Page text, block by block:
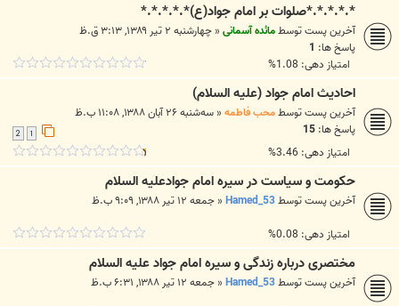
*.*.*.*.*صلوات بر امام جواد(ع)*.*.*.*.*
آخرین پست توسطمائده آسمانی « چهارشنبه ۲ تیر ۱۳۸۹, ۳:۱۳ ق.ظ
پاسخ ها: 1
امتیاز دهی: 1.08%
احادیث امام جواد (علیه السلام)
آخرین پست توسطمحب فاطمه « سه‌شنبه ۲۶ آبان ۱۳۸۸, ۱۱:۰۸ ب.ظ
پاسخ ها: 15
1
2
امتیاز دهی: 3.46%
حكومت و سیاست در سیره امام جوادعلیه السلام
آخرین پست توسطHamed_53
« جمعه ۱۲ تیر ۱۳۸۸, ۹:۰۹ ب.ظ
امتیاز دهی: 0.08%
مختصری درباره زندگی و سیره امام جواد علیه السلام
آخرین پست توسطHamed_53
« جمعه ۱۲ تیر ۱۳۸۸, ۶:۳۱ ب.ظ